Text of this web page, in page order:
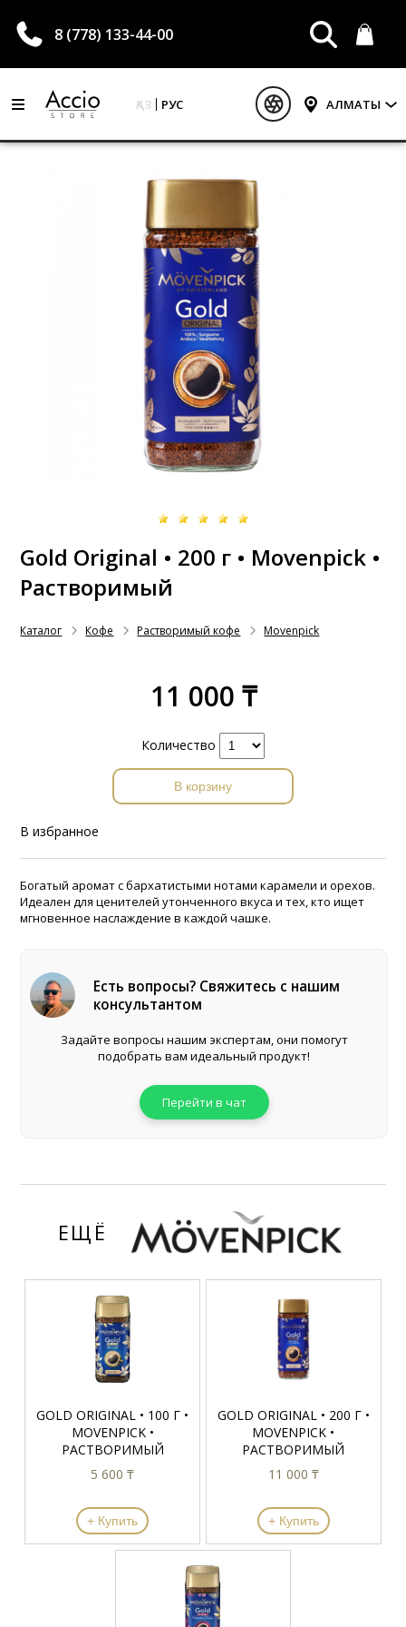
8 (778) 133-44-00
ҚАЗ РУС АЛМАТЫ
Gold Original • 200 г • Movenpick •
Растворимый
Каталог Кофе Растворимый кофе Movenpick
11 000 ₸
Количество
В корзину
В избранное
Богатый аромат с бархатистыми нотами карамели и орехов.
Идеален для ценителей утонченного вкуса и тех, кто ищет
мгновенное наслаждение в каждой чашке.
Есть вопросы? Свяжитесь с нашим
консультантом
Задайте вопросы нашим экспертам, они помогут
подобрать вам идеальный продукт!
Перейти в чат
ЕЩЁ
GOLD ORIGINAL • 100 Г •
MOVENPICK •
РАСТВОРИМЫЙ
5 600 ₸
+ Купить
GOLD ORIGINAL • 200 Г •
MOVENPICK •
РАСТВОРИМЫЙ
11 000 ₸
+ Купить